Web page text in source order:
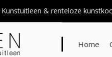
Kunstuitleen & renteloze
Home